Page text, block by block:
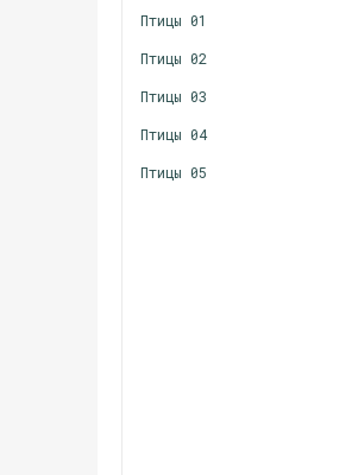
Птицы 01
Птицы 02
Птицы 03
Птицы 04
Птицы 05